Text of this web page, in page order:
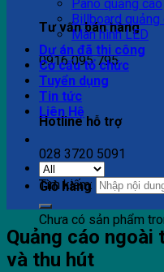
Tư vấn bán hàng
0916 095 795
Hotline hỗ trợ
028 3720 5091
Giỏ hàng
Chưa có sản phẩm
Pano quảng cáo
Billboard quảng
Màn hình LED
Dự án đã thi công
Cơ cấu tổ chức
Tuyển dụng
Tin tức
Liên Hệ
Tìm kiếm:
Quảng cáo ngoài
và thu hút